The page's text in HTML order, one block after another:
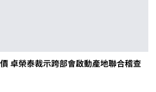
卓榮泰裁示跨部會啟動產地聯合稽查